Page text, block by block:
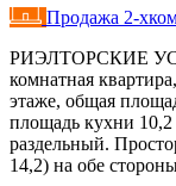
Продажа 2-
РИЭЛТОРСКИЕ
комнатная
этаже, общая
площадь кухни 10,2
раздельный.
14,2) на обе